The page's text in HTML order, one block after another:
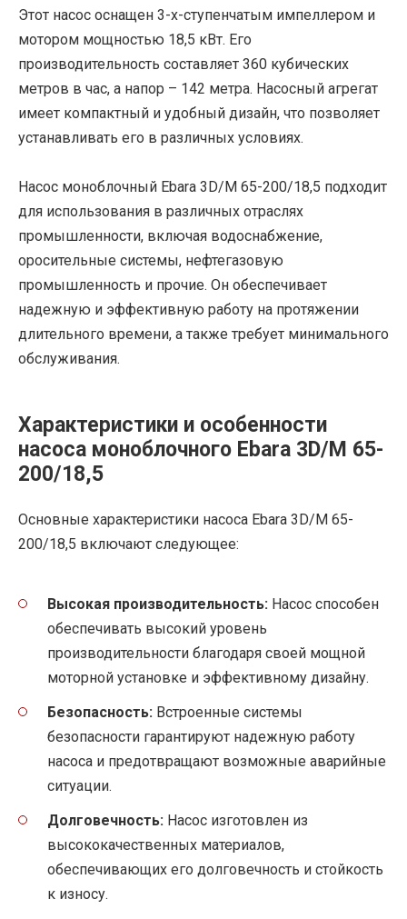
Этот насос оснащен 3-х-ступенчатым импеллером и
мотором мощностью 18,5 кВт. Его
производительность составляет 360 кубических
метров в час, а напор – 142 метра. Насосный агрегат
имеет компактный и удобный дизайн, что позволяет
устанавливать его в различных условиях.
Насос моноблочный Ebara 3D/M 65-200/18,5 подходит
для использования в различных отраслях
промышленности, включая водоснабжение,
оросительные системы, нефтегазовую
промышленность и прочие. Он обеспечивает
надежную и эффективную работу на протяжении
длительного времени, а также требует минимального
обслуживания.
Характеристики и особенности
насоса моноблочного Ebara 3D/M 65-
200/18,5
Основные характеристики насоса Ebara 3D/M 65-
200/18,5 включают следующее:
Высокая производительность: Насос способен
обеспечивать высокий уровень
производительности благодаря своей мощной
моторной установке и эффективному дизайну.
Безопасность: Встроенные системы
безопасности гарантируют надежную работу
насоса и предотвращают возможные аварийные
ситуации.
Долговечность: Насос изготовлен из
высококачественных материалов,
обеспечивающих его долговечность и стойкость
к износу.